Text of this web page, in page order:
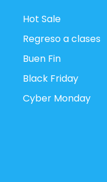
Hot Sale
Regreso a clases
Buen Fin
Black Friday
Cyber Monday